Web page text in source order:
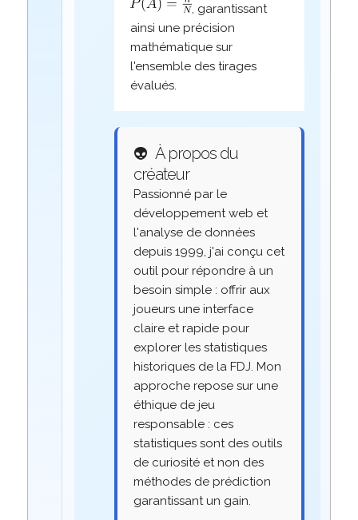
, garantissant
ainsi une précision
mathématique sur
l'ensemble des tirages
évalués.
👽 À propos du
créateur
Passionné par le
développement web et
l'analyse de données
depuis 1999, j'ai conçu cet
outil pour répondre à un
besoin simple : offrir aux
joueurs une interface
claire et rapide pour
explorer les statistiques
historiques de la FDJ. Mon
approche repose sur une
éthique de jeu
responsable : ces
statistiques sont des outils
de curiosité et non des
méthodes de prédiction
garantissant un gain.